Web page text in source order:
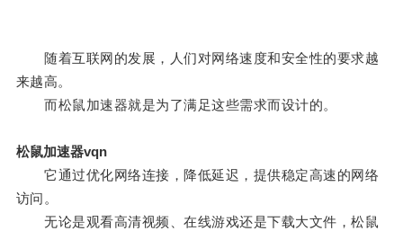
随着互联网的发展，人们对网络速度和安全性的要求越
来越高。
而松鼠加速器就是为了满足这些需求而设计的。
松鼠加速器vqn
它通过优化网络连接，降低延迟，提供稳定高速的网络
访问。
无论是观看高清视频、在线游戏还是下载大文件，松鼠